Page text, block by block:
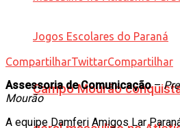
Campo Mourão
CompartilharTwittarCompartilhar
Assessoria de Comunicação–
Mourão
A equipe Damferi Amigos Lar